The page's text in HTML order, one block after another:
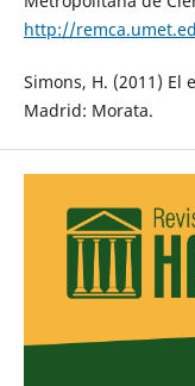
http://
Simons, H. (2011) El
Madrid: Morata.